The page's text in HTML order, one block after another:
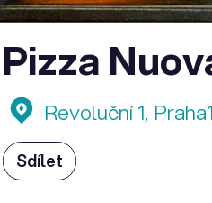
Pizza
Revoluční 1, Praha1
Sdílet